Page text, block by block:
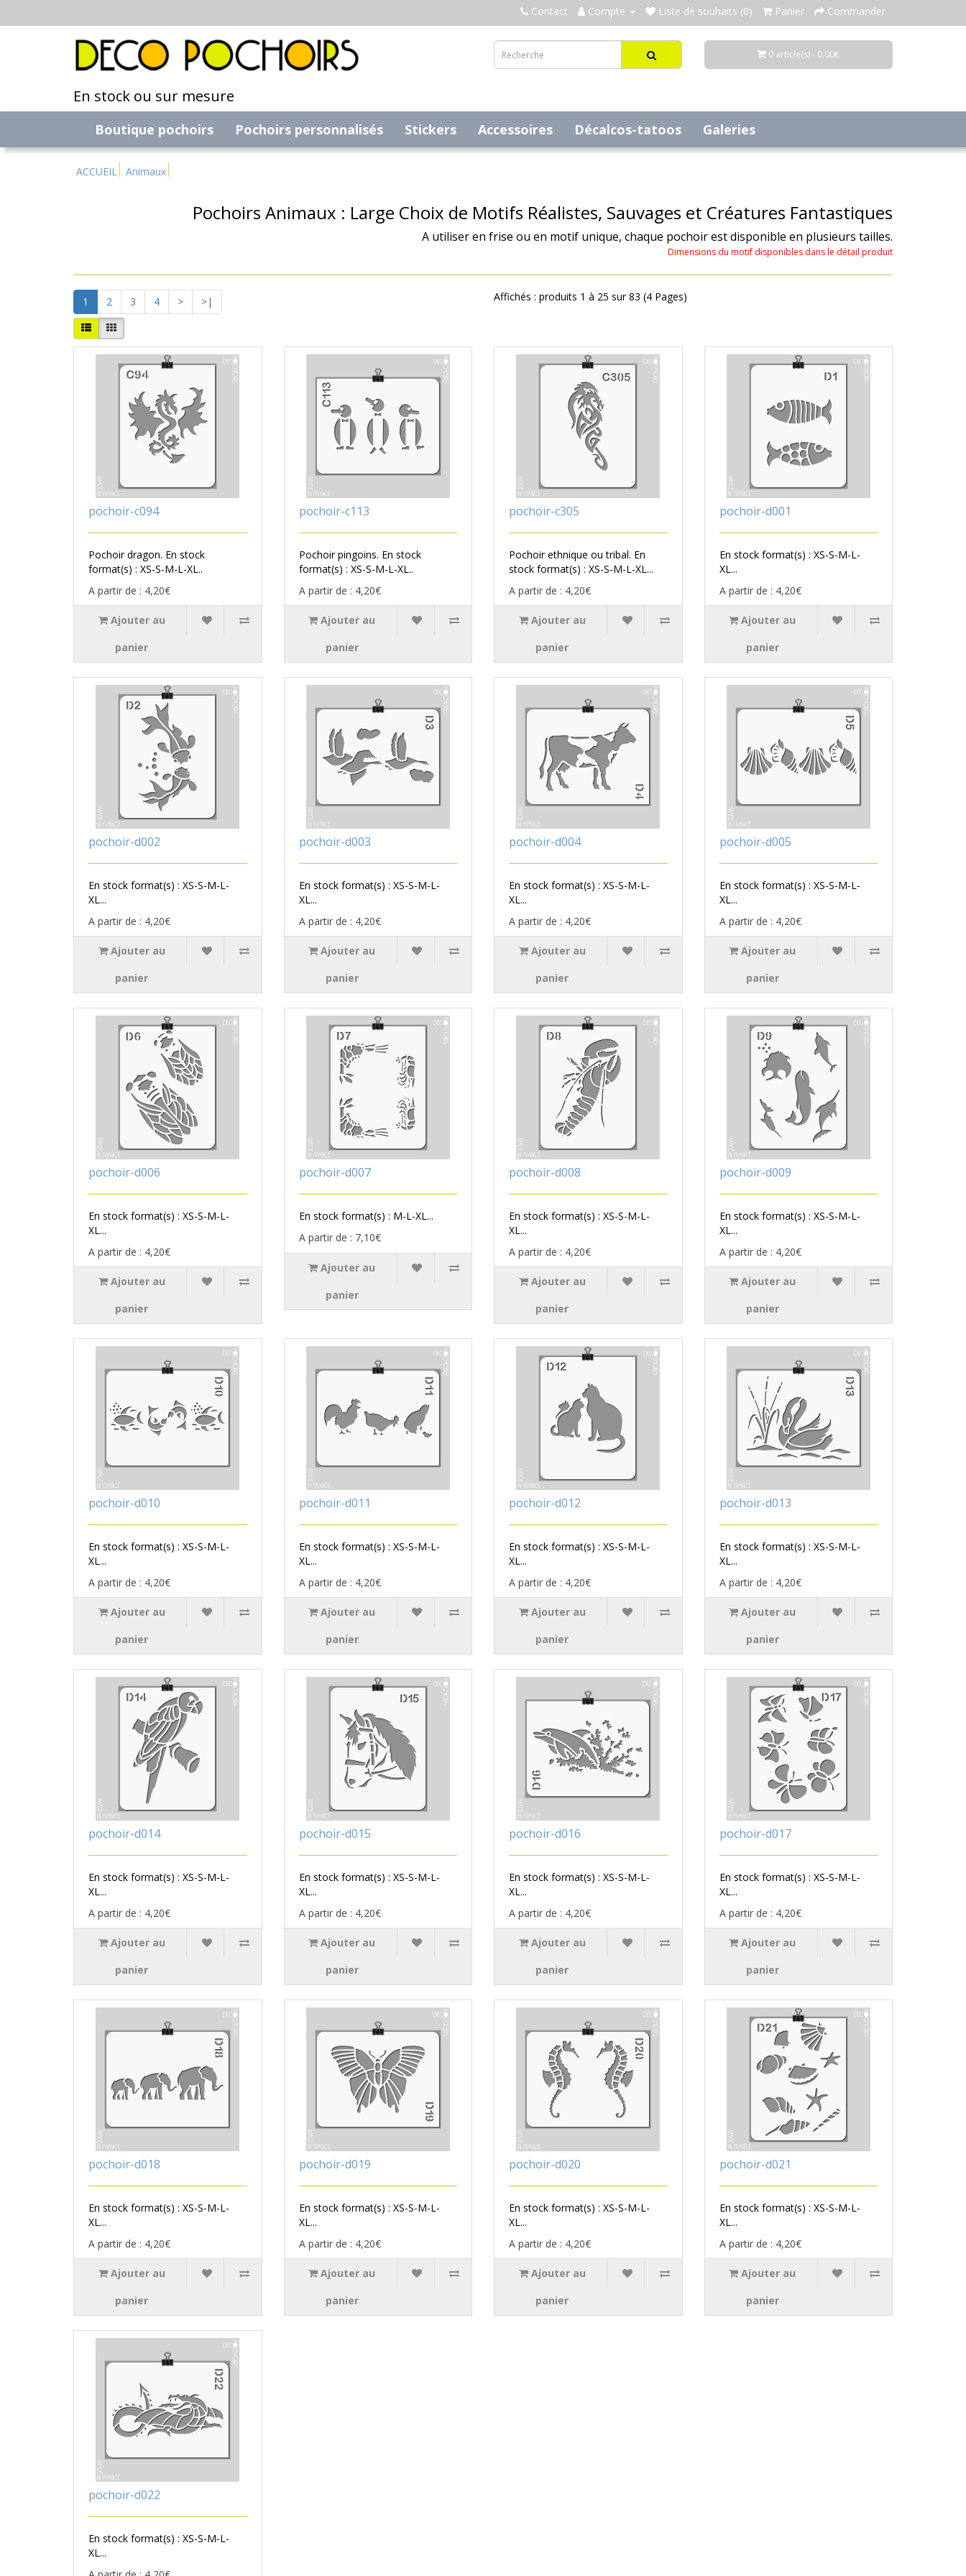
Contact Compte Liste de souhaits (0) Panier Commander
En stock ou sur mesure
0 article(s) - 0,00€
Boutique pochoirs Pochoirs personnalisés Stickers Accessoires Décalcos-tatoos Galeries
ACCUEIL Animaux
Pochoirs Animaux : Large Choix de Motifs Réalistes, Sauvages et Créatures Fantastiques
A utiliser en frise ou en motif unique, chaque pochoir est disponible en plusieurs tailles.
Dimensions du motif disponibles dans le détail produit
1 2 3 4 > >| Affichés : produits 1 à 25 sur 83 (4 Pages)
pochoir-c094
Pochoir dragon. En stock
format(s) : XS-S-M-L-XL..
A partir de : 4,20€
Ajouter au
panier
pochoir-c113
Pochoir pingoins. En stock
format(s) : XS-S-M-L-XL..
A partir de : 4,20€
Ajouter au
panier
pochoir-c305
Pochoir ethnique ou tribal. En
stock format(s) : XS-S-M-L-XL...
A partir de : 4,20€
Ajouter au
panier
pochoir-d001
En stock format(s) : XS-S-M-L-
XL...
A partir de : 4,20€
Ajouter au
panier
pochoir-d002
En stock format(s) : XS-S-M-L-
XL...
A partir de : 4,20€
Ajouter au
panier
pochoir-d003
En stock format(s) : XS-S-M-L-
XL...
A partir de : 4,20€
Ajouter au
panier
pochoir-d004
En stock format(s) : XS-S-M-L-
XL...
A partir de : 4,20€
Ajouter au
panier
pochoir-d005
En stock format(s) : XS-S-M-L-
XL...
A partir de : 4,20€
Ajouter au
panier
pochoir-d006
En stock format(s) : XS-S-M-L-
XL...
A partir de : 4,20€
Ajouter au
panier
pochoir-d007
En stock format(s) : M-L-XL...
A partir de : 7,10€
Ajouter au
panier
pochoir-d008
En stock format(s) : XS-S-M-L-
XL...
A partir de : 4,20€
Ajouter au
panier
pochoir-d009
En stock format(s) : XS-S-M-L-
XL...
A partir de : 4,20€
Ajouter au
panier
pochoir-d010
En stock format(s) : XS-S-M-L-
XL...
A partir de : 4,20€
Ajouter au
panier
pochoir-d011
En stock format(s) : XS-S-M-L-
XL...
A partir de : 4,20€
Ajouter au
panier
pochoir-d012
En stock format(s) : XS-S-M-L-
XL...
A partir de : 4,20€
Ajouter au
panier
pochoir-d013
En stock format(s) : XS-S-M-L-
XL...
A partir de : 4,20€
Ajouter au
panier
pochoir-d014
En stock format(s) : XS-S-M-L-
XL...
A partir de : 4,20€
Ajouter au
panier
pochoir-d015
En stock format(s) : XS-S-M-L-
XL...
A partir de : 4,20€
Ajouter au
panier
pochoir-d016
En stock format(s) : XS-S-M-L-
XL...
A partir de : 4,20€
Ajouter au
panier
pochoir-d017
En stock format(s) : XS-S-M-L-
XL...
A partir de : 4,20€
Ajouter au
panier
pochoir-d018
En stock format(s) : XS-S-M-L-
XL...
A partir de : 4,20€
Ajouter au
panier
pochoir-d019
En stock format(s) : XS-S-M-L-
XL...
A partir de : 4,20€
Ajouter au
panier
pochoir-d020
En stock format(s) : XS-S-M-L-
XL...
A partir de : 4,20€
Ajouter au
panier
pochoir-d021
En stock format(s) : XS-S-M-L-
XL...
A partir de : 4,20€
Ajouter au
panier
pochoir-d022
En stock format(s) : XS-S-M-L-
XL...